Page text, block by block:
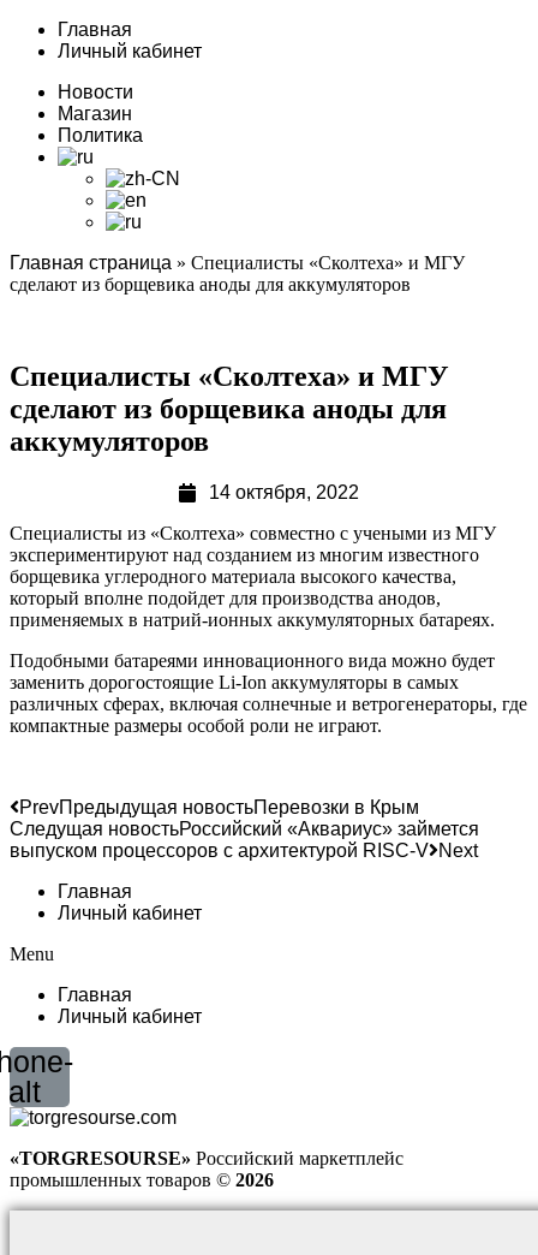
Главная
Личный кабинет
Новости
Магазин
Политика
Главная страница » Специалисты «Сколтеха» и МГУ
сделают из борщевика аноды для аккумуляторов
Специалисты «Сколтеха» и МГУ
сделают из борщевика аноды для
аккумуляторов
14 октября, 2022
Специалисты из «Сколтеха» совместно с учеными из МГУ
экспериментируют над созданием из многим известного
борщевика углеродного материала высокого качества,
который вполне подойдет для производства анодов,
применяемых в натрий-ионных аккумуляторных батареях.
Подобными батареями инновационного вида можно будет
заменить дорогостоящие Li-Ion аккумуляторы в самых
различных сферах, включая солнечные и ветрогенераторы, где
компактные размеры особой роли не играют.
PrevПредыдущая новостьПеревозки в Крым
Следущая новостьРоссийский «Аквариус» займется
выпуском процессоров с архитектурой RISC-V Next
Главная
Личный кабинет
Menu
Главная
Личный кабинет
alt
«TORGRESOURSE» Российский маркетплейс
промышленных товаров © 2026